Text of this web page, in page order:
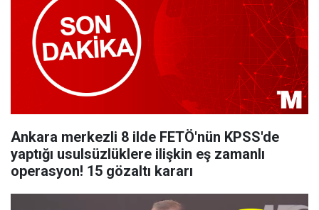
Ankara merkezli 8 ilde FETÖ'nün KPSS'de
yaptığı usulsüzlüklere ilişkin eş zamanlı
operasyon! 15 gözaltı kararı